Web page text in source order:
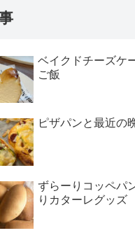
ベイクドチーズケ
ご飯
ピザパンと最近の
ずらーりコッペパ
りカターレグッズ